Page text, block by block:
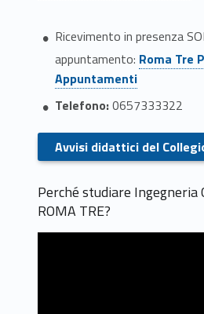
Ricevimento in presenza
appuntamento: Link identifier #identifier__51713-6
Roma Tre
Appuntamenti
Telefono:0657333322
Link identifier #identifier__141124-7
Avvisi didattici del
Perché studiare Ingegneria
ROMA TRE?